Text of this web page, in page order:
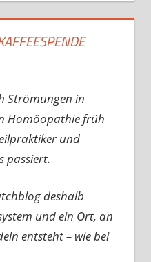
Strömungen in
Homöopathie früh
und
passiert.
deshalb
und ein Ort, an
entsteht – wie bei